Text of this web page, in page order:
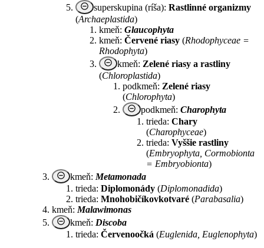
remove_circle_outline superskupina (ríša): Rastlinné organizmy
(Archaeplastida)
kmeň: Glaucophyta
kmeň: Červené riasy (Rhodophyceae =
Rhodophyta)
remove_circle_outline kmeň: Zelené riasy a rastliny
(Chloroplastida)
podkmeň: Zelené riasy
(Chlorophyta)
remove_circle_outline podkmeň: Charophyta
trieda: Chary
(Charophyceae)
trieda: Vyššie rastliny
(Embryophyta, Cormobionta
= Embryobionta)
remove_circle_outline kmeň: Metamonada
trieda: Diplomonády (Diplomonadida)
trieda: Mnohobičíkovkotvaré (Parabasalia)
kmeň: Malawimonas
remove_circle_outline kmeň: Discoba
trieda: Červenoočká (Euglenida, Euglenophyta)